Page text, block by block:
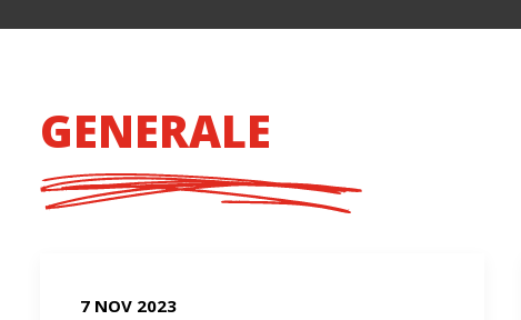
GENERALE
7 NOV 2023